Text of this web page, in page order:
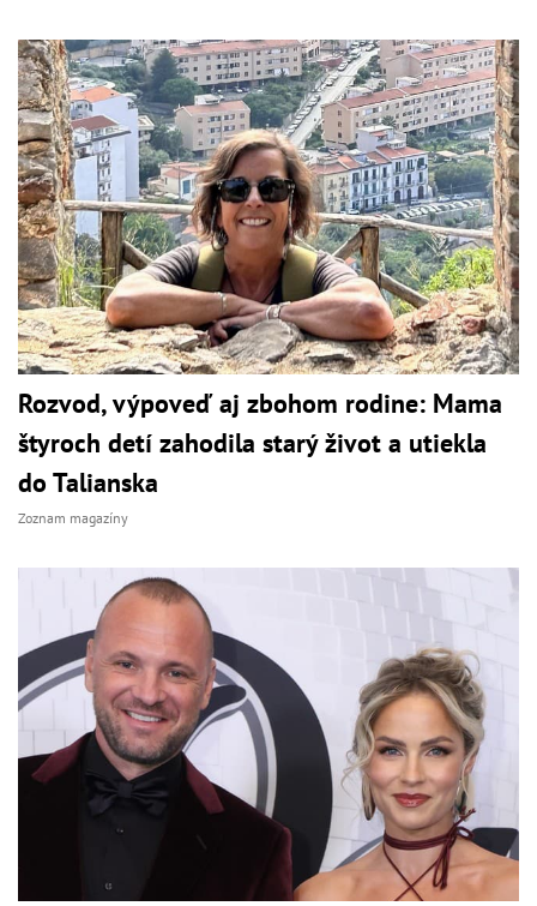
Rozvod, výpoveď aj zbohom rodine: Mama
štyroch detí zahodila starý život a utiekla
do Talianska
Zoznam magazíny